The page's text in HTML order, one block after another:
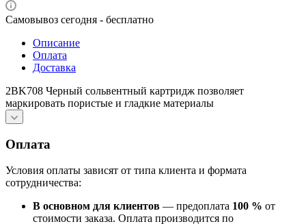
Самовывоз сегодня - бесплатно
Описание
Оплата
Доставка
2BK708 Черный сольвентный картридж позволяет
маркировать пористые и гладкие материалы
Оплата
Условия оплаты зависят от типа клиента и формата
сотрудничества:
В основном для клиентов — предоплата 100 % от
стоимости заказа. Оплата производится по